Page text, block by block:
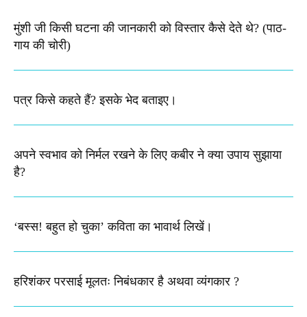
मुंशी जी किसी घटना की जानकारी को विस्तार कैसे देते थे​? (पाठ-
गाय की चोरी)
पत्र किसे कहते हैं? इसके भेद बताइए।
अपने स्वभाव को निर्मल रखने के लिए कबीर ने क्या उपाय सुझाया
है?
‘बस्स! बहुत हो चुका’ कविता का भावार्थ लिखें।
हरिशंकर परसाई मूलतः निबंधकार है अथवा व्यंगकार ?